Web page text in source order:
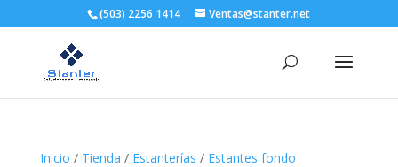
(503) 2256 1414 Ventas@stanter.net
Inicio / Tienda / Estanterías / Estantes fondo